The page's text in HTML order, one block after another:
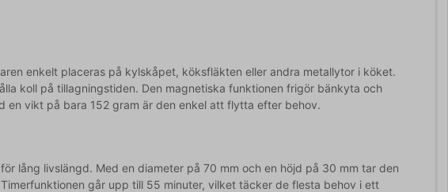
enkelt placeras på kylskåpet, köksfläkten eller andra metallytor i köket.
koll på tillagningstiden. Den magnetiska funktionen frigör bänkyta och
vikt på bara 152 gram är den enkel att flytta efter behov.
lång livslängd. Med en diameter på 70 mm och en höjd på 30 mm tar den
går upp till 55 minuter, vilket täcker de flesta behov i ett